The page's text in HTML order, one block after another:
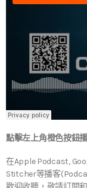
點擊左上角橙色按鈕
在Apple Podcast,
Stitcher等播客